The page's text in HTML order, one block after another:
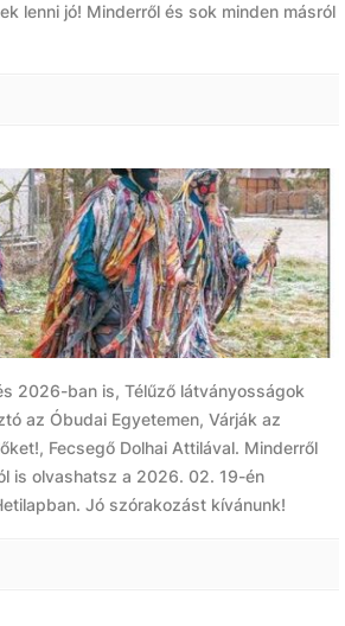
lenni jó! Minderről és sok minden másról
2026-ban is, Télűző látványosságok
az Óbudai Egyetemen, Várják az
Fecsegő Dolhai Attilával. Minderről
is olvashatsz a 2026. 02. 19-én
Jó szórakozást kívánunk!